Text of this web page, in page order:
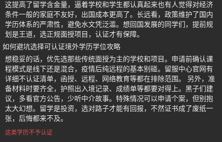
这提高了留学含金量，逼着学校和学生都认真起来也有人觉得对经济
条件一般的家庭不友好，出国成本更高了。长远看，政策维护了国内
学历体系的严肃性，避免水文凭泛滥。想回国发展的同学们，提前规
划是王道，选正规面授项目，认证才有保障。
如何避坑选择可认证境外学历学位攻略
想稳妥的话，优先选那些传统面授为主的学校和项目。申请前确认课
程模式是线下还是混合，疫情后纯远程的基本别碰。留服中心官网有
详细不认证清单，函授、远程、网络教育等都在排除范围。 另外，准
备材料时要齐全，护照出入境记录、成绩单等都要对得上。黑子们建
议，多看官方公告，少听中介故事。特殊情况可以申请个案，但别抱
太大幻想。留学是投资，选对路子才能有回报，不然证书成了废纸一
张，后悔都来不及。
这类学历不予认证